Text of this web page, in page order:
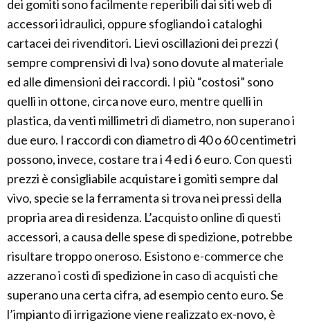
dei gomiti sono facilmente reperibili dai siti web di
accessori idraulici, oppure sfogliando i cataloghi
cartacei dei rivenditori. Lievi oscillazioni dei prezzi (
sempre comprensivi di Iva) sono dovute al materiale
ed alle dimensioni dei raccordi. I più “costosi” sono
quelli in ottone, circa nove euro, mentre quelli in
plastica, da venti millimetri di diametro, non superano i
due euro. I raccordi con diametro di 40 o 60 centimetri
possono, invece, costare tra i 4 ed i 6 euro. Con questi
prezzi è consigliabile acquistare i gomiti sempre dal
vivo, specie se la ferramenta si trova nei pressi della
propria area di residenza. L’acquisto online di questi
accessori, a causa delle spese di spedizione, potrebbe
risultare troppo oneroso. Esistono e-commerce che
azzerano i costi di spedizione in caso di acquisti che
superano una certa cifra, ad esempio cento euro. Se
l’impianto di irrigazione viene realizzato ex-novo, è